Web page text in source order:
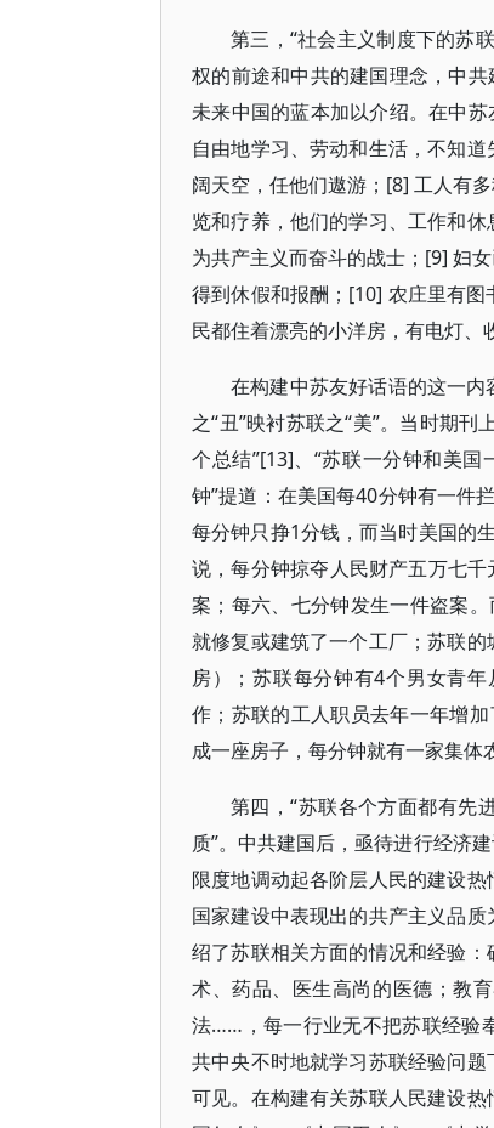
第三，“社会主义制度下的苏
权的前途和中共的建国理念，中
未来中国的蓝本加以介绍。在中
自由地学习、劳动和生活，不知
阔天空，任他们遨游；[8] 工人有
览和疗养，他们的学习、工作和
为共产主义而奋斗的战士；[9] 妇
得到休假和报酬；[10] 农庄里有
民都住着漂亮的小洋房，有电灯
在构建中苏友好话语的这一
之“丑”映衬苏联之“美”。当时期
个总结”[13]、“苏联一分钟和美
钟”提道：在美国每40分钟有一件
每分钟只挣1分钱，而当时美国的
说，每分钟掠夺人民财产五万七
案；每六、七分钟发生一件盗案
就修复或建筑了一个工厂；苏联
房）；苏联每分钟有4个男女青
作；苏联的工人职员去年一年增
成一座房子，每分钟就有一家集体
第四，“苏联各个方面都有先
质”。中共建国后，亟待进行经济
限度地调动起各阶层人民的建设
国家建设中表现出的共产主义品
绍了苏联相关方面的情况和经验
术、药品、医生高尚的医德；教
法……，每一行业无不把苏联经验
共中央不时地就学习苏联经验问
可见。在构建有关苏联人民建设